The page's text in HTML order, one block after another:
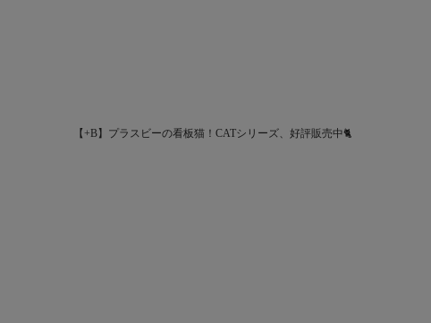
【+B】プラスビーの看板猫！CATシリーズ、好評販売中🐈